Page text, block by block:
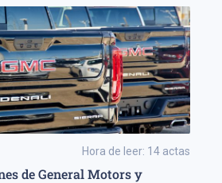
Hora de leer: 14 actas
de General Motors y